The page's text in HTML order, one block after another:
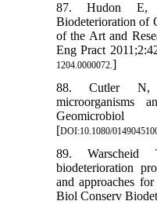
87. Hudon
Biodeterioration of
of the Art and
Eng Pract
1204.0000072.]
88. Cutler N,
microorganisms
[DOI:10.1080/
89.
biodeterioration
and approaches
Biol Conserv